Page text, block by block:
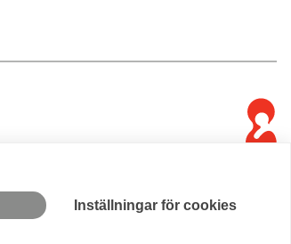
Inställningar för cookies